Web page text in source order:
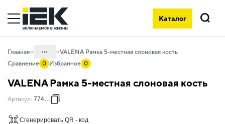
Каталог
Поиск
Главная ...
удлинители и силовые разъемы
06.01 Электроустановочные изделия
VALENA Рамка 5-местная слоновая кость
Сравнение 0 Избранное 0
VALENA Рамка 5-местная слоновая кость
Артикул: 774355
Сгенерировать QR - код